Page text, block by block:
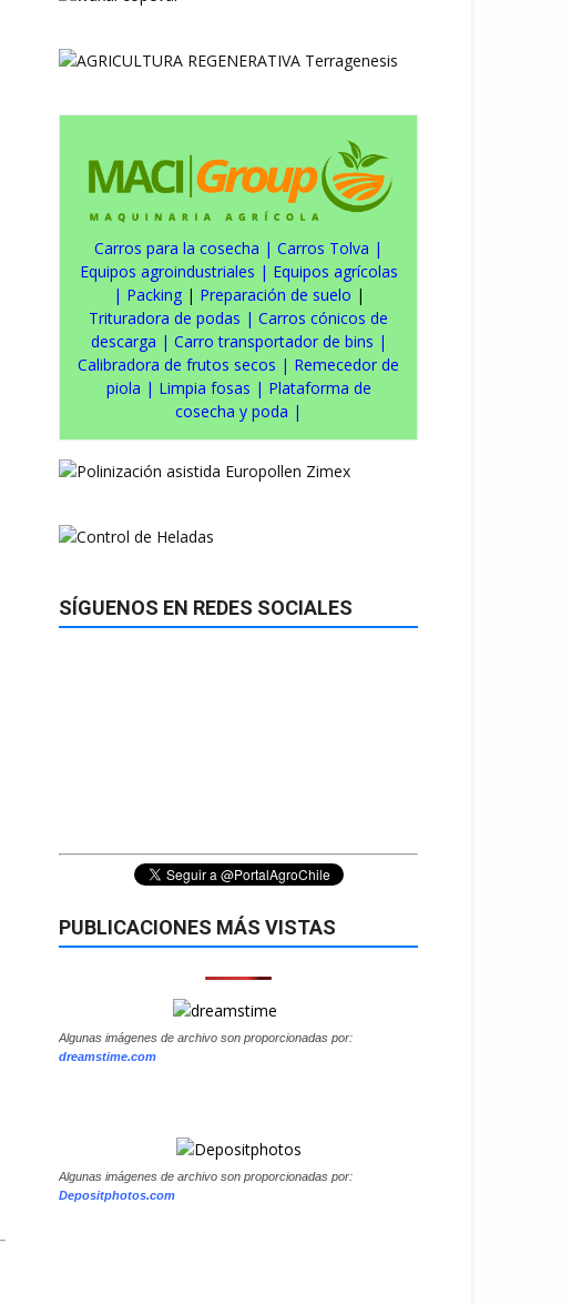
Carros para la cosecha | Carros Tolva |
Equipos agroindustriales | Equipos agrícolas
| Packing| Preparación de suelo |
Trituradora de podas | Carros cónicos de
descarga | Carro transportador de bins |
Calibradora de frutos secos | Remecedor de
piola | Limpia fosas | Plataforma de
cosecha y poda |
SÍGUENOS EN REDES SOCIALES
PUBLICACIONES MÁS VISTAS
Algunas imágenes de archivo son proporcionadas por:
dreamstime.com
Algunas imágenes de archivo son proporcionadas por:
Depositphotos.com